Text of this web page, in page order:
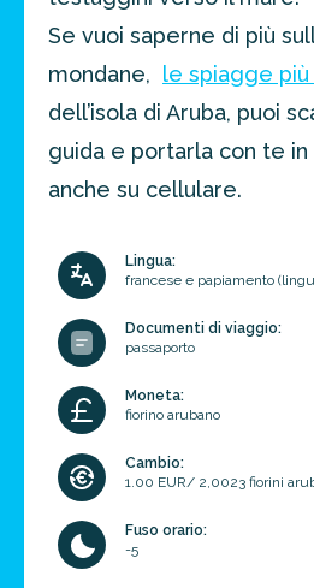
Se vuoi saperne di più
mondane, le spiagge
dell’isola di Aruba, puoi
guida e portarla con te
anche su cellulare.
Lingua:
francese e papiamento
Documenti di viaggio:
passaporto
Moneta:
fiorino arubano
Cambio:
1.00 EUR/ 2,0023 fiorini
Fuso orario:
-5